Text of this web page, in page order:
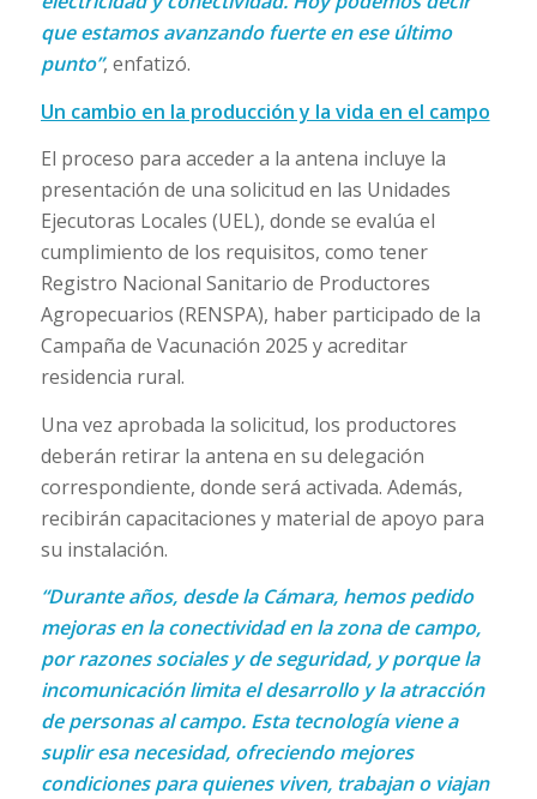
que estamos avanzando fuerte en ese último
punto”, enfatizó.
Un cambio en la producción y la vida en el campo
El proceso para acceder a la antena incluye la
presentación de una solicitud en las Unidades
Ejecutoras Locales (UEL), donde se evalúa el
cumplimiento de los requisitos, como tener
Registro Nacional Sanitario de Productores
Agropecuarios (RENSPA), haber participado de la
Campaña de Vacunación 2025 y acreditar
residencia rural.
Una vez aprobada la solicitud, los productores
deberán retirar la antena en su delegación
correspondiente, donde será activada. Además,
recibirán capacitaciones y material de apoyo para
su instalación.
“Durante años, desde la Cámara, hemos pedido
mejoras en la conectividad en la zona de campo,
por razones sociales y de seguridad, y porque la
incomunicación limita el desarrollo y la atracción
de personas al campo. Esta tecnología viene a
suplir esa necesidad, ofreciendo mejores
condiciones para quienes viven, trabajan o viajan